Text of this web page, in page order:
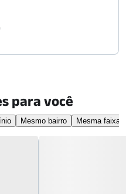
para você
Mesmo bairro Mesma faixa